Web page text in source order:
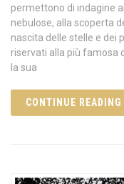
permettono di indagine
nebulose, alla scoperta
nascita delle stelle e dei
riservati alla più famosa
la sua
CONTINUE READING